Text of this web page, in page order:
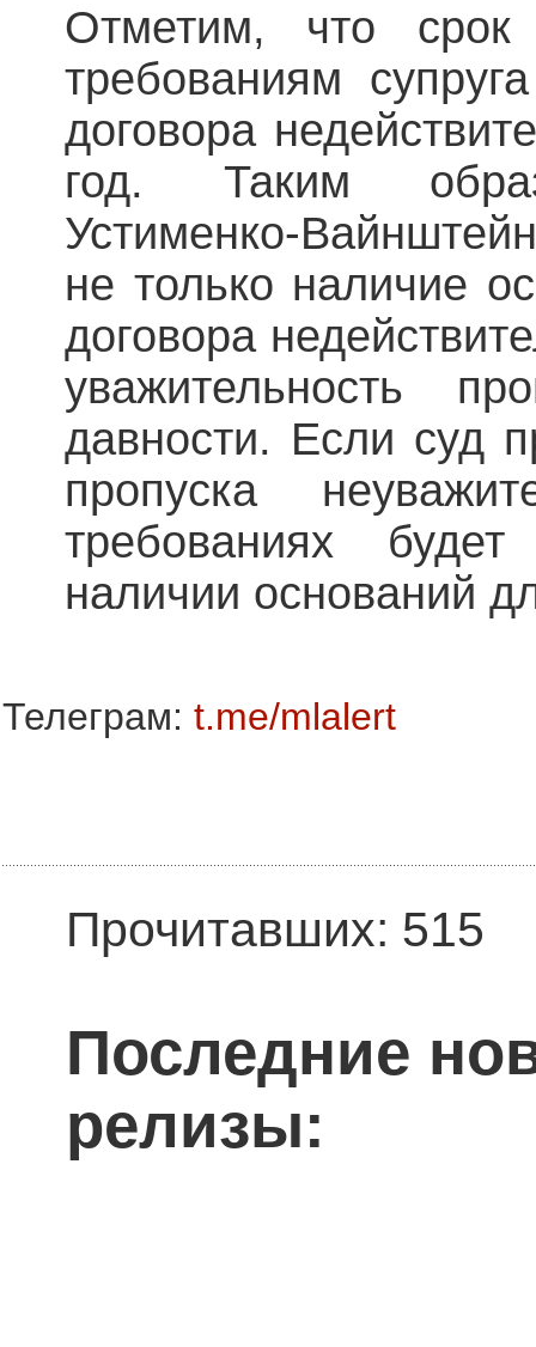
Отметим, что срок
требованиям
договора
год. Таким
Устименко-
не только наличие
договора
уважительность
давности. Если суд
пропуска
требованиях
наличии оснований
Телеграм: t.me/mlalert
Прочитавших: 515
Последние
релизы: